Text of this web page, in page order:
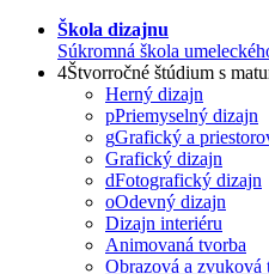
Škola dizajnu
Súkromná škola
4Štvorročné štúdium s
Herný dizajn
pPriemyselný dizajn
gGrafický a
Grafický dizajn
dFotografický dizajn
oOdevný dizajn
Dizajn interiéru
Animovaná tvorba
Obrazová a